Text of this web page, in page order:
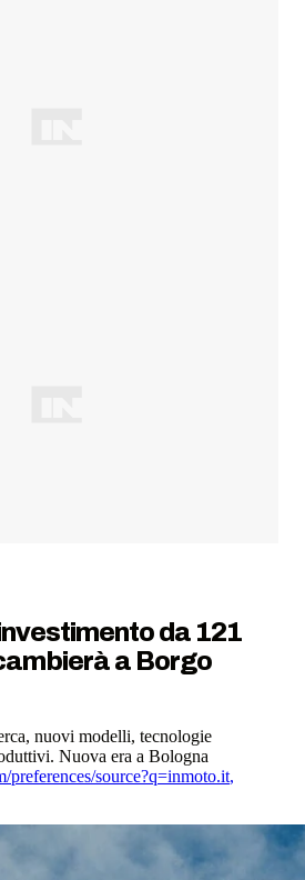
da 121
a Borgo
nuovi modelli, tecnologie
Nuova era a Bologna
preferences/source?q=inmoto.it,